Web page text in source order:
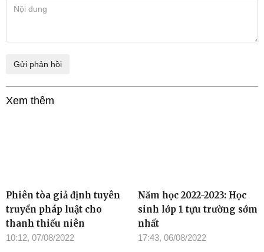
Xem thêm
Phiên tòa giả định tuyên
truyền pháp luật cho
thanh thiếu niên
10:12, 07/08/2022
Năm học 2022-2023: Học
sinh lớp 1 tựu trường sớm
nhất
17:43, 06/08/2022